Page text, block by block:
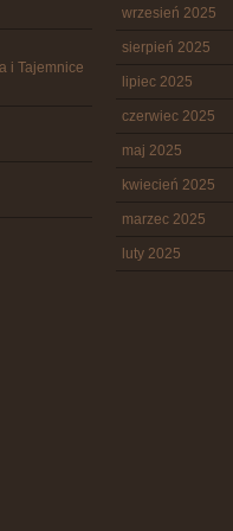
i Tajemnice
wrzesień 2025
sierpień 2025
lipiec 2025
czerwiec 2025
maj 2025
kwiecień 2025
marzec 2025
luty 2025